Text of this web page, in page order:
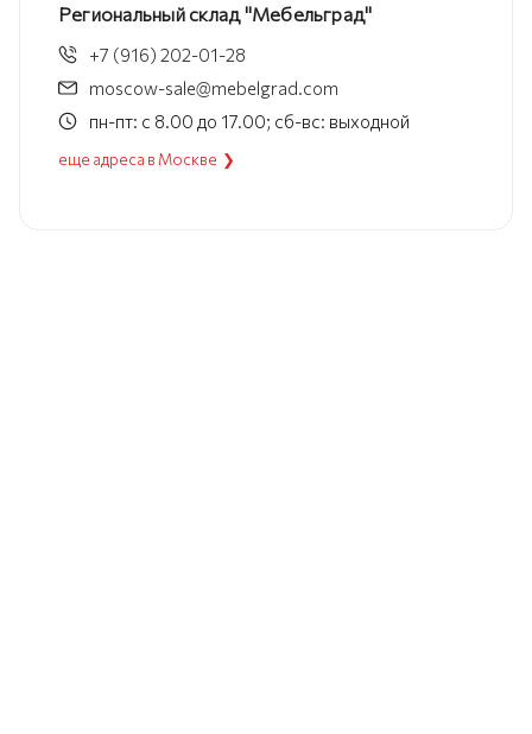
Региональный склад "Мебельград"
+7 (916) 202-01-28
moscow-sale@mebelgrad.com
пн-пт: с 8.00 до 17.00; сб-вс: выходной
еще адреса в Москве ❯